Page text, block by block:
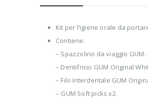
Kit per l’igiene orale da
Contiene:
– Spazzolino da viaggio GUM.
– Dentifricio GUM Original
– Filo Interdentale GUM
– GUM Soft picks x2.